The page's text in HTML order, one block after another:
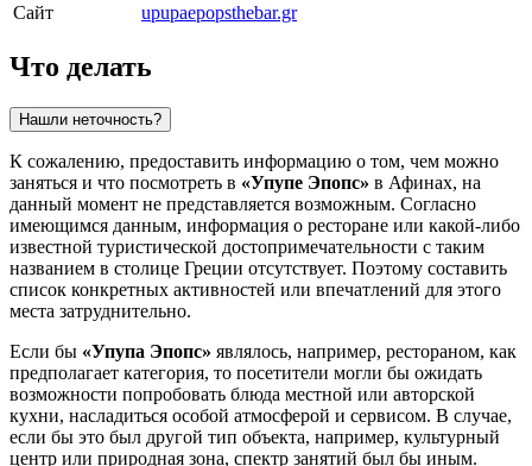
Сайт
upupaepopsthebar.gr
Что делать
Нашли неточность?
К сожалению, предоставить информацию о том, чем можно
заняться и что посмотреть в «Упупе Эпопс» в Афинах, на
данный момент не представляется возможным. Согласно
имеющимся данным, информация о ресторане или какой-либо
известной туристической достопримечательности с таким
названием в столице Греции отсутствует. Поэтому составить
список конкретных активностей или впечатлений для этого
места затруднительно.
Если бы «Упупа Эпопс» являлось, например, рестораном, как
предполагает категория, то посетители могли бы ожидать
возможности попробовать блюда местной или авторской
кухни, насладиться особой атмосферой и сервисом. В случае,
если бы это был другой тип объекта, например, культурный
центр или природная зона, спектр занятий был бы иным.